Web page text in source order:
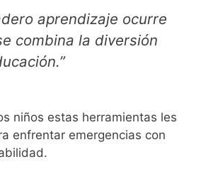
aprendizaje ocurre
combina la diversión
niños estas herramientas les
enfrentar emergencias con